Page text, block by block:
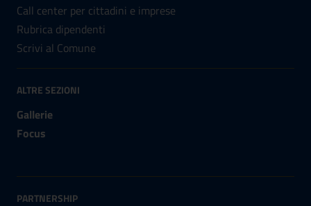
Call center per cittadini e imprese
Rubrica dipendenti
Scrivi al Comune
ALTRE SEZIONI
Gallerie
Focus
PARTNERSHIP